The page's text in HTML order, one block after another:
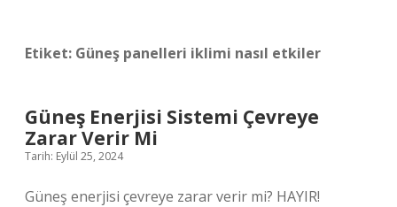
Etiket: Güneş panelleri iklimi nasıl etkiler
Güneş Enerjisi Sistemi Çevreye
Zarar Verir Mi
Tarih: Eylül 25, 2024
Güneş enerjisi çevreye zarar verir mi? HAYIR!